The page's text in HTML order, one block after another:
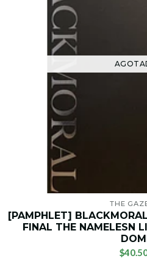
THE
[PAMPHLET]
FINAL THE NAMELESN